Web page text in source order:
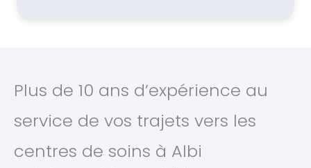
Plus de 10 ans d’expérience au
service de vos trajets vers les
centres de soins à Albi